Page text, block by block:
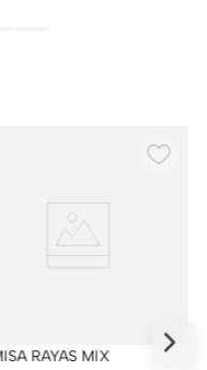
RAYAS MIX